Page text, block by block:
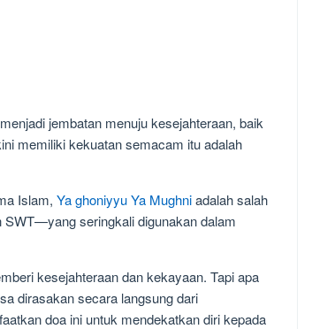
jembatan menuju kesejahteraan, baik
memiliki kekuatan semacam itu adalah
Islam, Ya ghoniyyu Ya Mughniadalah salah
seringkali digunakan dalam
kesejahteraan dan kekayaan. Tapi apa
dirasakan secara langsung dari
doa ini untuk mendekatkan diri kepada